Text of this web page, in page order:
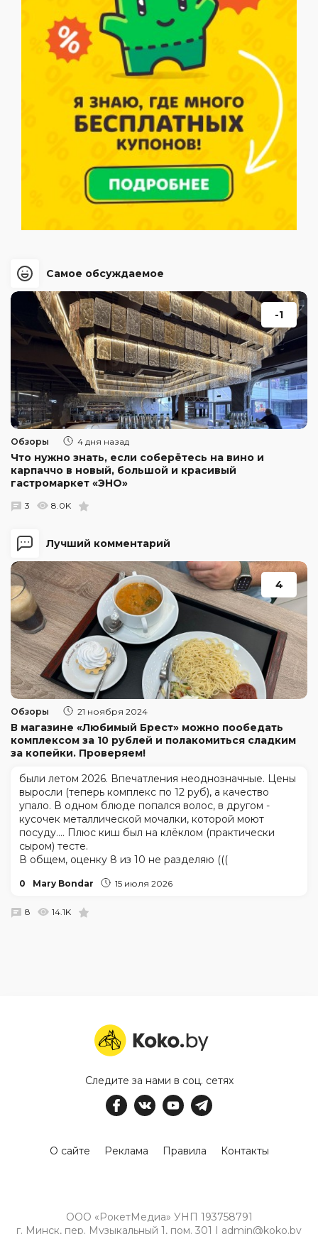
Лучший комментарий
4
Обзоры 21 ноября 2024
В магазине «Любимый Брест» можно пообедать
комплексом за 10 рублей и полакомиться сладким
за копейки. Проверяем!
были летом 2026. Впечатления неоднозначные. Цены
выросли (теперь комплекс по 12 руб), а качество
упало. В одном блюде попался волос, в другом -
кусочек металлической мочалки, которой моют
посуду.... Плюс киш был на клёклом (практически
сыром) тесте.
В общем, оценку 8 из 10 не разделяю (((
0 Mary Bondar 15 июля 2026
8 14.1K
Самое обсуждаемое
-1
Обзоры 4 дня назад
Что нужно знать, если соберётесь на вино и
карпаччо в новый, большой и красивый
гастромаркет «ЭНО»
3 8.0K
Следите за нами в соц. сетях
О сайте Реклама Правила Контакты
ООО «РокетМедиа» УНП 193758791
г. Минск, пер. Музыкальный 1, пом. 301 | admin@koko.by